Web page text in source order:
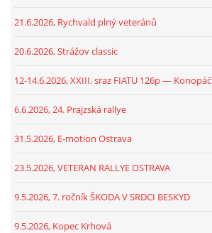
21.6.2026, Rychvald plný veteránů
20.6.2026, Strážov classic
12-14.6.2026, XXIII. sraz FIATU 126p — Konopáč
6.6.2026, 24. Prajzská rallye
31.5.2026, E-motion Ostrava
23.5.2026, VETERAN RALLYE OSTRAVA
9.5.2026, 7. ročník ŠKODA V SRDCI BESKYD
9.5.2026, Kopec Krhová